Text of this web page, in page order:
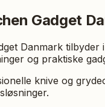
Gadget
Danmark tilbyder
og praktiske
knive og